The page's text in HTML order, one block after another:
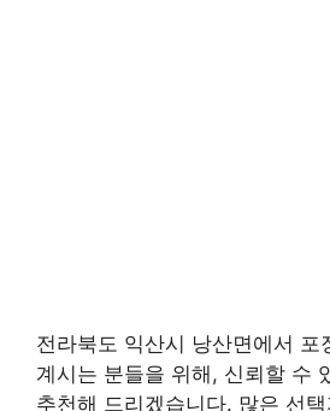
전라북도 익산시 낭산면에서 포
계시는 분들을 위해, 신뢰할 수
추천해 드리겠습니다. 많은 선